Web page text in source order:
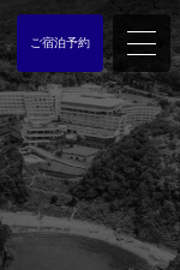
ご宿泊予約